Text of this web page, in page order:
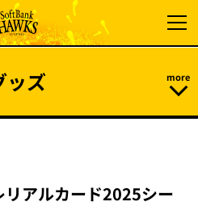
ッズ
リアルカード2025シー